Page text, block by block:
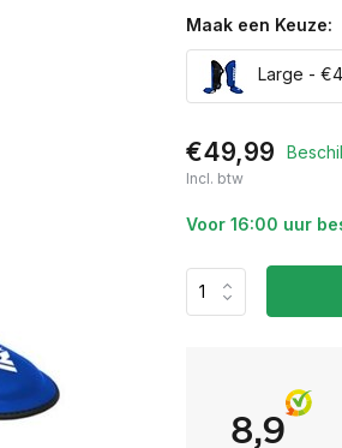
Maak een Keuze:
Large -
€49,99
Incl. btw
Voor 16:00 uur